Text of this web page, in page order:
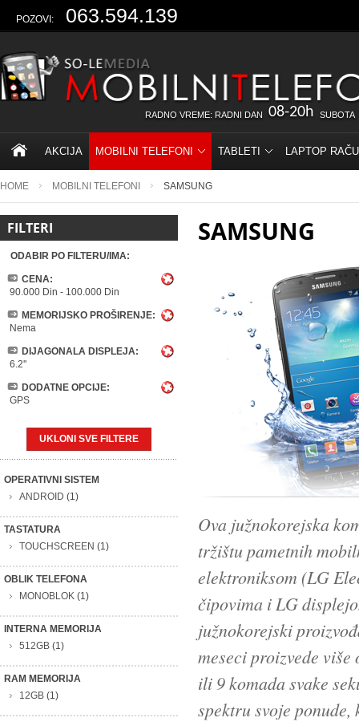
POZOVI: 063.594.139
RADNO VREME: RADNI DAN 08-20h SUBOTA
AKCIJA MOBILNI TELEFONI TABLETI LAPTOP
HOME MOBILNI TELEFONI SAMSUNG
FILTERI
ODABIR PO FILTERU/IMA:
CENA:
90.000 Din - 100.000 Din
MEMORIJSKO PROŠIRENJE:
Nema
DIJAGONALA DISPLEJA:
6.2''
DODATNE OPCIJE:
GPS
UKLONI SVE FILTERE
OPERATIVNI SISTEM
ANDROID (1)
TASTATURA
TOUCHSCREEN (1)
OBLIK TELEFONA
MONOBLOK (1)
INTERNA MEMORIJA
512GB (1)
RAM MEMORIJA
12GB (1)
SAMSUNG
Ova južnokorejska
tržištu pametnih
elektroniksom (LG
čipovima i LG
južnokorejski
meseci proizvede
ili 9 komada svake
spektru svoje